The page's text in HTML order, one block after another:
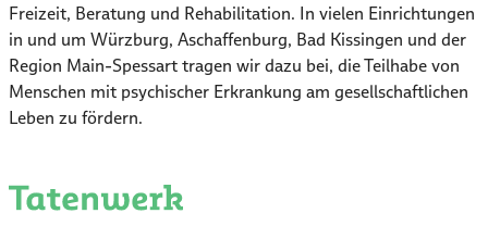
Freizeit, Beratung und Rehabilitation. In vielen Einrichtungen
in und um Würzburg, Aschaffenburg, Bad Kissingen und der
Region Main-Spessart tragen wir dazu bei, die Teilhabe von
Menschen mit psychischer Erkrankung am gesellschaftlichen
Leben zu fördern.